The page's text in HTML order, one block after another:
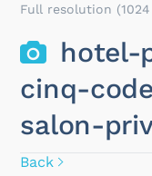
Full resolution
hotel-
cinq-
salon-
Back